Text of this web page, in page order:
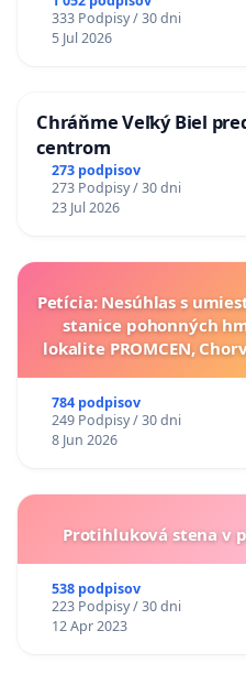
333 Podpisy / 30 dni
5 Jul 2026
Chráňme Veľký Biel
centrom
273 podpisov
273 Podpisy / 30 dni
23 Jul 2026
Petícia: Nesúhlas s
stanice pohonných
lokalite PROMCEN,
784 podpisov
249 Podpisy / 30 dni
8 Jun 2026
Protihluková stena v
538 podpisov
223 Podpisy / 30 dni
12 Apr 2023